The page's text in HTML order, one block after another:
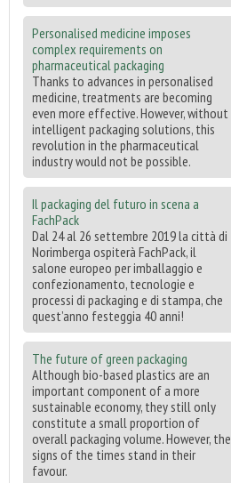
Personalised medicine imposes
complex requirements on
pharmaceutical packaging
Thanks to advances in personalised
medicine, treatments are becoming
even more effective. However, without
intelligent packaging solutions, this
revolution in the pharmaceutical
industry would not be possible.
Il packaging del futuro in scena a
FachPack
Dal 24 al 26 settembre 2019 la città di
Norimberga ospiterà FachPack, il
salone europeo per imballaggio e
confezionamento, tecnologie e
processi di packaging e di stampa, che
quest’anno festeggia 40 anni!
The future of green packaging
Although bio-based plastics are an
important component of a more
sustainable economy, they still only
constitute a small proportion of
overall packaging volume. However, the
signs of the times stand in their
favour.